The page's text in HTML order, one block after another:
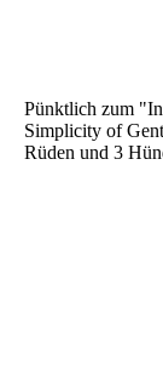
Pünktlich zum
Simplicity of
Rüden und 3